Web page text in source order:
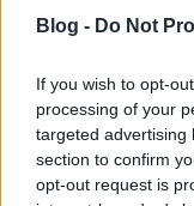
Blog - Do Not
If you wish to opt-
processing of your
targeted advertising
section to confirm
opt-out request is
- Engem nem
ja. Felicity Jones
Julianne Moore
meg bennünket
én neki adnám a